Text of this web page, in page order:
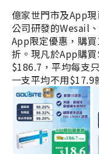
億家世門市及App
公司研發的Wesail
App限定優惠，購
折。現凡於App購
$186.7，平均每支
一支平均不用$17.9